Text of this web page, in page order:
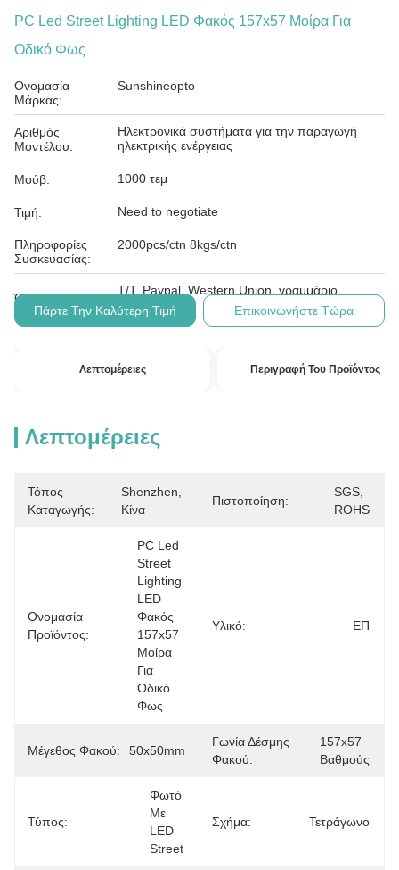
PC Led Street Lighting LED Φακός 157x57 Μοίρα Για
Οδικό Φως
Ονομασία
Μάρκας:
Sunshineopto
Αριθμός
Μοντέλου:
Ηλεκτρονικά συστήματα για την παραγωγή
ηλεκτρικής ενέργειας
Μούβ: 1000 τεμ
Τιμή: Need to negotiate
Πληροφορίες
Συσκευασίας:
2000pcs/ctn 8kgs/ctn
Όροι Πληρωμής:
T/T, Paypal, Western Union, γραμμάριο
χρημάτων
Πάρτε Την Καλύτερη Τιμή Επικοινωνήστε Τώρα
Λεπτομέρειες Περιγραφή Του Προϊόντος
Λεπτομέρειες
Τόπος
Καταγωγής:
Shenzhen,
Κίνα
Πιστοποίηση:
SGS,
ROHS
Ονομασία
Προϊόντος:
PC Led
Street
Lighting
LED
Φακός
157x57
Μοίρα
Για
Οδικό
Φως
Υλικό: ΕΠ
Μέγεθος Φακού: 50x50mm
Γωνία Δέσμης
Φακού:
157x57
Βαθμούς
Τύπος:
Φωτό
Με
LED
Street
Σχήμα: Τετράγωνο